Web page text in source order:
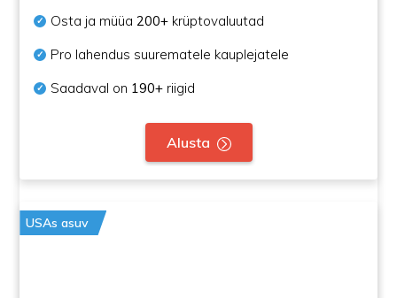
Osta ja müüa200+ krüptovaluutad
Pro lahendus suurematele kauplejatele
Saadaval on 190+ riigid
Alusta
USAs asuv